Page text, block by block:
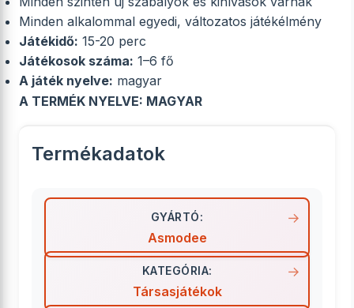
Minden alkalommal egyedi, változatos játékélmény
Játékidő: 15-20 perc
Játékosok száma: 1–6 fő
A játék nyelve: magyar
A TERMÉK NYELVE: MAGYAR
Termékadatok
GYÁRTÓ:
Asmodee
KATEGÓRIA:
Társasjátékok